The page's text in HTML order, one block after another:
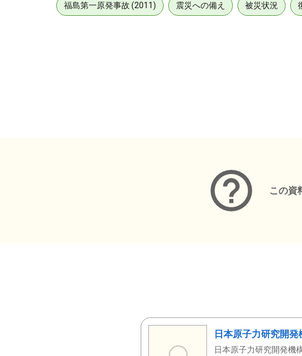
福島第一原発事故 (2011) 震災への備え 被災状況
この資
日本原子力研究開
日本原子力研究開発機